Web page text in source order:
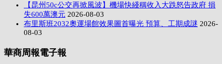
【昆州50c公交再掀風波】機場快綫稱收入大跌怒告政府 損
失600萬澳元 2026-08-03
布里斯班2032奧運場館效果圖首曝光 預算、工期成謎 2026-
08-03
華商周報電子報